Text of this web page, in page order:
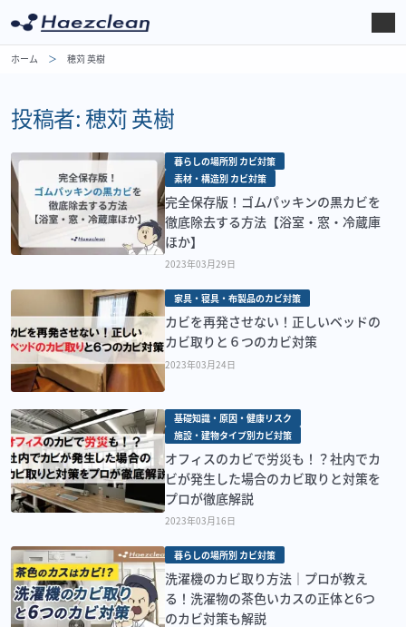
ホーム 穂苅 英樹
投稿者: 穂苅 英樹
暮らしの場所別 カビ対策
素材・構造別 カビ対策
完全保存版！ゴムパッキンの黒カビを
徹底除去する方法【浴室・窓・冷蔵庫
ほか】
2023年03月29日
家具・寝具・布製品のカビ対策
カビを再発させない！正しいベッドの
カビ取りと６つのカビ対策
2023年03月24日
基礎知識・原因・健康リスク
施設・建物タイプ別カビ対策
オフィスのカビで労災も！？社内でカ
ビが発生した場合のカビ取りと対策を
プロが徹底解説
2023年03月16日
暮らしの場所別 カビ対策
洗濯機のカビ取り方法｜プロが教え
る！洗濯物の茶色いカスの正体と6つ
のカビ対策も解説